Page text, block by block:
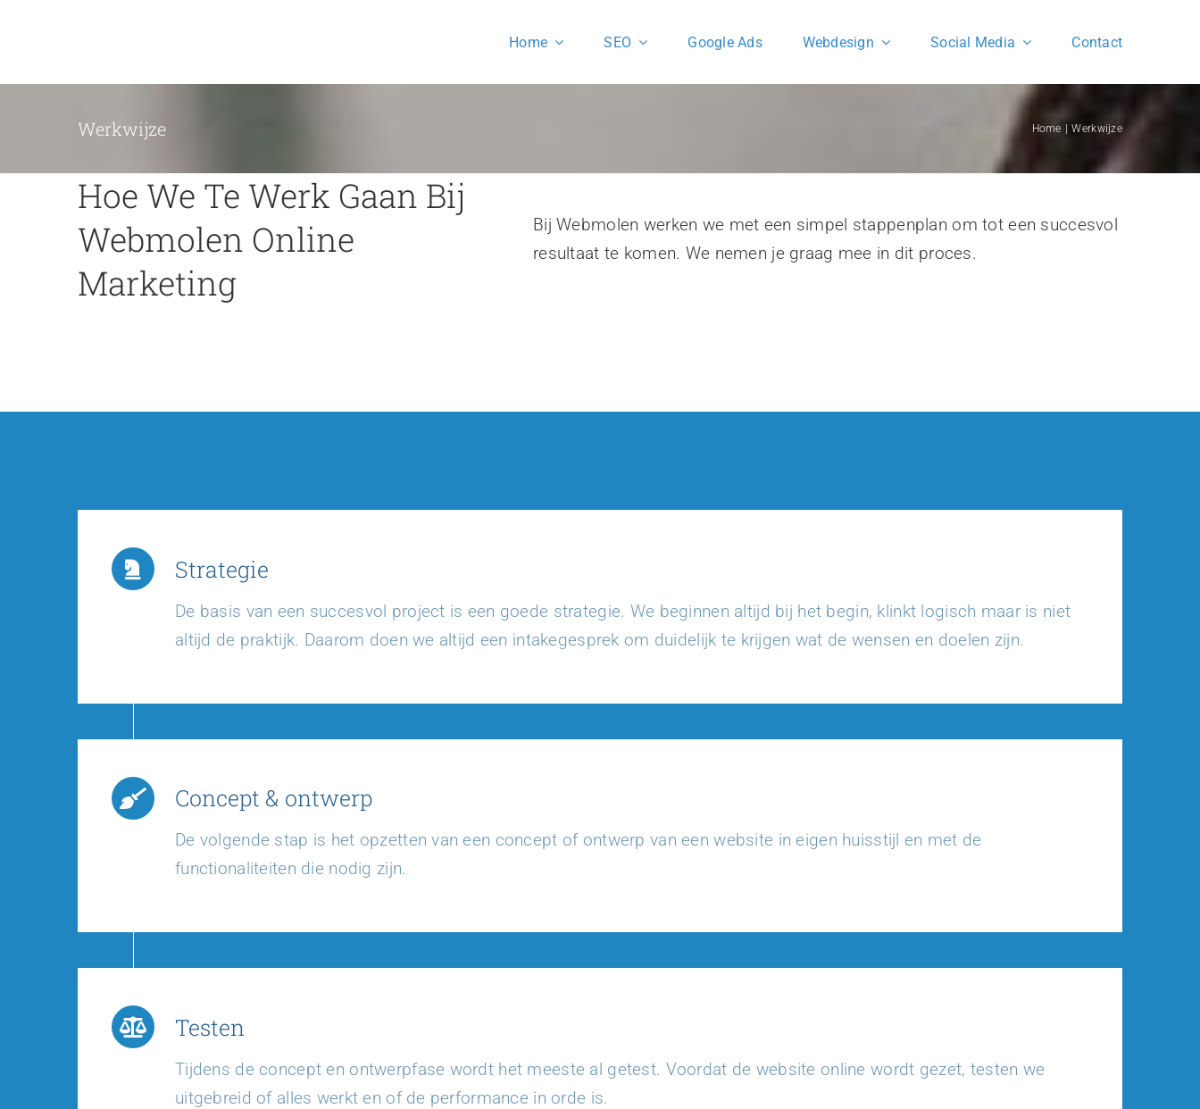
Home SEO Google Ads Webdesign Social Media Contact
Werkwijze Home Werkwijze
Hoe We Te Werk Gaan Bij
Webmolen Online
Marketing
Bij Webmolen werken we met een simpel stappenplan om tot een succesvol
resultaat te komen. We nemen je graag mee in dit proces.
Strategie
De basis van een succesvol project is een goede strategie. We beginnen altijd bij het begin, klinkt logisch maar is niet
altijd de praktijk. Daarom doen we altijd een intakegesprek om duidelijk te krijgen wat de wensen en doelen zijn.
Concept & ontwerp
De volgende stap is het opzetten van een concept of ontwerp van een website in eigen huisstijl en met de
functionaliteiten die nodig zijn.
Testen
Tijdens de concept en ontwerpfase wordt het meeste al getest. Voordat de website online wordt gezet, testen we
uitgebreid of alles werkt en of de performance in orde is.